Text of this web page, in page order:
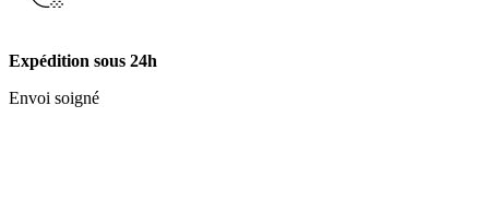
Expédition sous 24h
Envoi soigné